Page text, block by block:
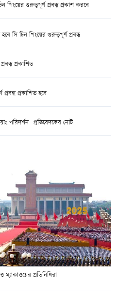
পিংয়ের গুরুত্বপূর্ণ প্রবন্ধ প্রকাশ করবে
সি চিন পিংয়ের গুরুত্বপূর্ণ প্রবন্ধ
প্রকাশিত
প্রকাশিত হবে
পরিদর্শন--প্রতিবেদকের নোট
প্রতিনিধিরা